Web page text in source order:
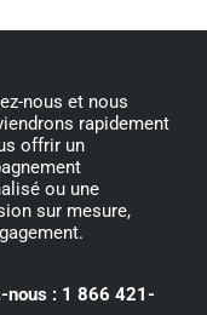
nous et nous
rapidement
offrir un
ou une
sur mesure,
nous : 1 866 421-